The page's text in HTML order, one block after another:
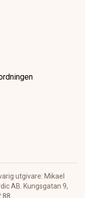
utgivare: Mikael
AB. Kungsgatan 9,
88